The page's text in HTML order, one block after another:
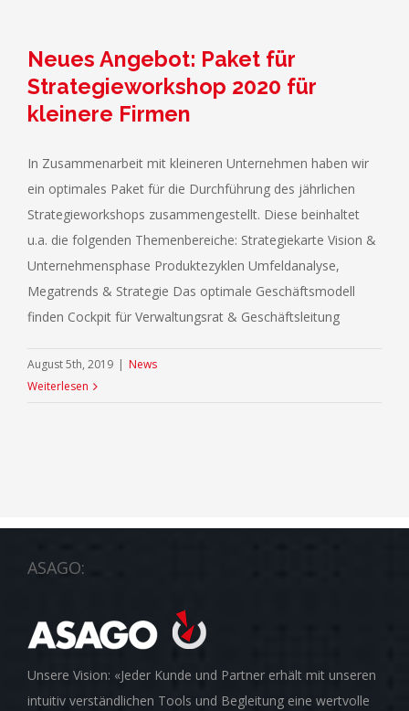
Neues Angebot: Paket für
Strategieworkshop 2020 für
kleinere Firmen
In Zusammenarbeit mit kleineren Unternehmen haben wir
ein optimales Paket für die Durchführung des jährlichen
Strategieworkshops zusammengestellt. Diese beinhaltet
u.a. die folgenden Themenbereiche: Strategiekarte Vision &
Unternehmensphase Produktezyklen Umfeldanalyse,
Megatrends & Strategie Das optimale Geschäftsmodell
finden Cockpit für Verwaltungsrat & Geschäftsleitung
August 5th, 2019 | News
Weiterlesen
ASAGO:
Unsere Vision: «Jeder Kunde und Partner erhält mit unseren
intuitiv verständlichen Tools und Begleitung eine wertvolle